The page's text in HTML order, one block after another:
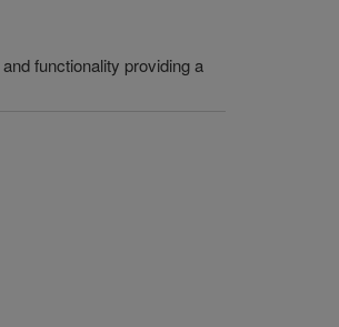
functionality providing a